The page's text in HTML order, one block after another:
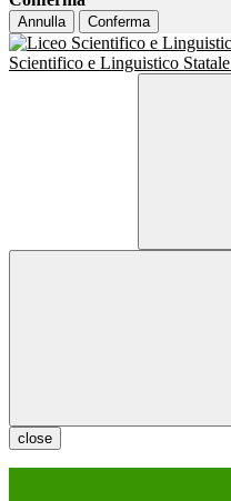
Annulla Conferma
Scientifico e Linguistico Statale
close